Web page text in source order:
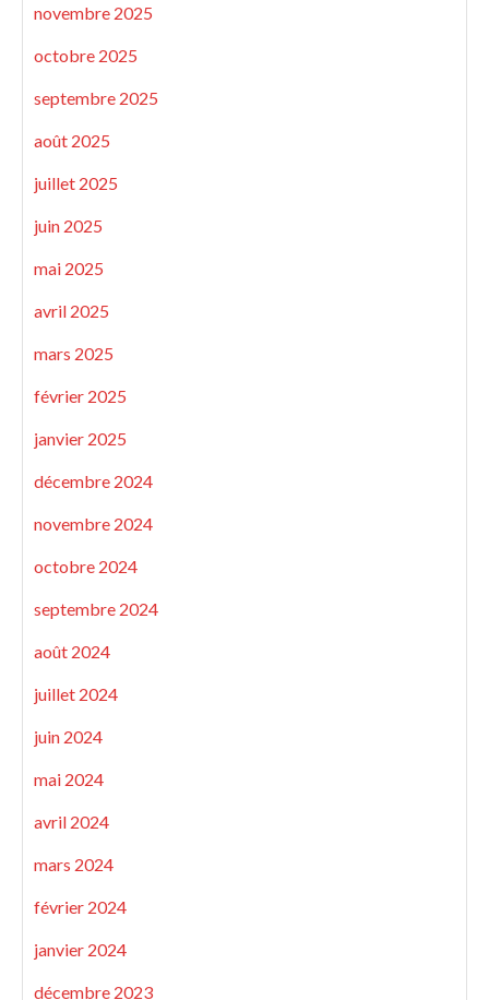
novembre 2025
octobre 2025
septembre 2025
août 2025
juillet 2025
juin 2025
mai 2025
avril 2025
mars 2025
février 2025
janvier 2025
décembre 2024
novembre 2024
octobre 2024
septembre 2024
août 2024
juillet 2024
juin 2024
mai 2024
avril 2024
mars 2024
février 2024
janvier 2024
décembre 2023